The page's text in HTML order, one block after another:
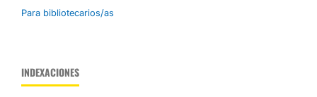
Para bibliotecarios/as
INDEXACIONES